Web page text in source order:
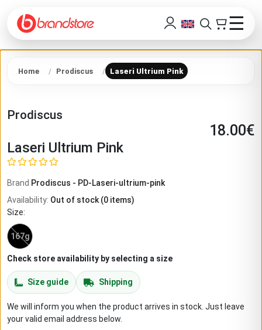
☰
Home Prodiscus Laseri Ultrium Pink
Prodiscus
18.00€
Laseri Ultrium Pink
Brand Prodiscus - PD-Laseri-ultrium-pink
Availability: Out of stock (0 items)
Size:
167g
Check store availability by selecting a size
Size guide Shipping
We will inform you when the product arrives in stock. Just leave
your valid email address below.